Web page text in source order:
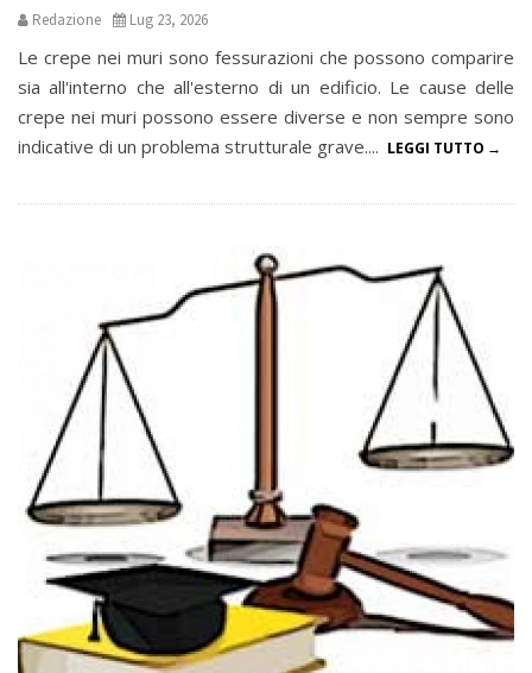
Redazione Lug 23, 2026
Le crepe nei muri sono fessurazioni che possono comparire
sia all'interno che all'esterno di un edificio. Le cause delle
crepe nei muri possono essere diverse e non sempre sono
indicative di un problema strutturale grave.... LEGGI TUTTO